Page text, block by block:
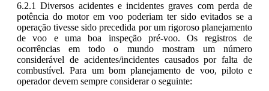
6.2.1 Diversos acidentes e incidentes graves com perda de
potência do motor em voo poderiam ter sido evitados se a
operação tivesse sido precedida por um rigoroso planejamento
de voo e uma boa inspeção pré-voo. Os registros de
ocorrências em todo o mundo mostram um número
considerável de acidentes/incidentes causados por falta de
combustível. Para um bom planejamento de voo, piloto e
operador devem sempre considerar o seguinte: